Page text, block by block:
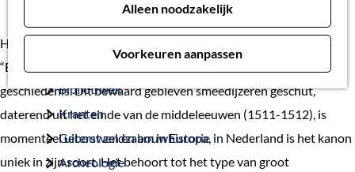
Alleen noodzakelijk
Voorkeuren aanpassen
e
a
Beeld en geluid
Bibliotheek
Kranten
Gebouwen en bouwhistorie
Archeologie
Het “Stuer Ghewalt” (Stoer Geweld), in de volksmond ook wel
“Boze Griet” genoemd is een Bosch’ kanon met een bijzondere
geschiedenis. Dit bewaard gebleven smeedijzeren geschut,
daterend uit het einde van de middeleeuwen (1511-1512), is
momenteel uiterst zeldzaam in Europa, in Nederland is het kanon
uniek in zijn soort. Het behoort tot het type van groot